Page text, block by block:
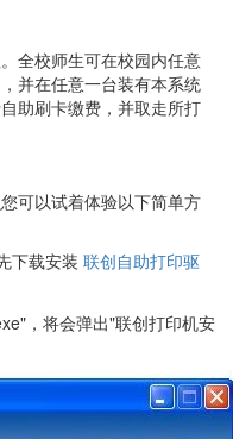
全校师生可在校园内任意
并在任意一台装有本系统
助刷卡缴费，并取走所打
可以试着体验以下简单方
下载安装 联创自助打印驱
，将会弹出"联创打印机安